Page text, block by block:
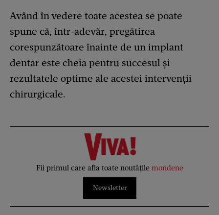
Având în vedere toate acestea se poate
spune că, într-adevăr, pregătirea
corespunzătoare înainte de un implant
dentar este cheia pentru succesul și
rezultatele optime ale acestei intervenții
chirurgicale.
Fii primul care afla toate noutățile mondene
Newsletter